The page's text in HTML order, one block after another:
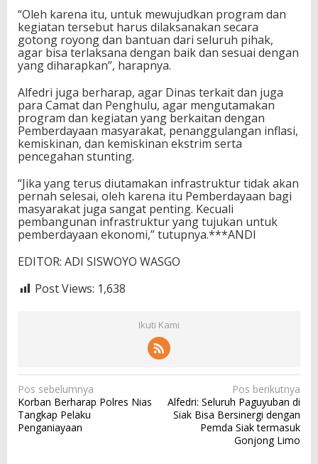
“Oleh karena itu, untuk mewujudkan program dan
kegiatan tersebut harus dilaksanakan secara
gotong royong dan bantuan dari seluruh pihak,
agar bisa terlaksana dengan baik dan sesuai dengan
yang diharapkan”, harapnya.
Alfedri juga berharap, agar Dinas terkait dan juga
para Camat dan Penghulu, agar mengutamakan
program dan kegiatan yang berkaitan dengan
Pemberdayaan masyarakat, penanggulangan inflasi,
kemiskinan, dan kemiskinan ekstrim serta
pencegahan stunting.
“Jika yang terus diutamakan infrastruktur tidak akan
pernah selesai, oleh karena itu Pemberdayaan bagi
masyarakat juga sangat penting. Kecuali
pembangunan infrastruktur yang tujukan untuk
pemberdayaan ekonomi,” tutupnya.***ANDI
EDITOR: ADI SISWOYO WASGO
Post Views: 1,638
Ikuti Kami
N
a
v
Pos sebelumnya
Korban Berharap Polres Nias
Tangkap Pelaku
Penganiayaan
Pos berikutnya
Alfedri: Seluruh Paguyuban di
Siak Bisa Bersinergi dengan
Pemda Siak termasuk
Gonjong Limo